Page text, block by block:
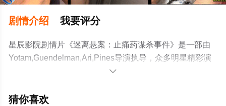
剧情介绍 我要评分
星辰影院剧情片《迷离悬案：止痛药谋杀事件》是一部由
Yotam,Guendelman,Ari,Pines导演执导，众多明星精彩演
绎的美国电影，大结局剧情已揭晓（已完结），手机免费
关信息可移步至豆瓣电影、电视猫或剧情网等平台了解。

猜你喜欢